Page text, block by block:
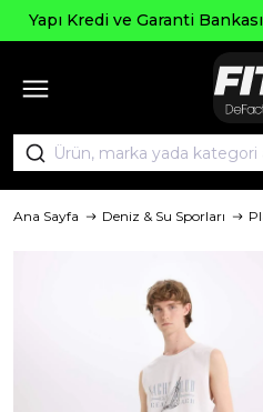
Yapı Kredi ve Garanti
Ana Sayfa Deniz & Su Sporları